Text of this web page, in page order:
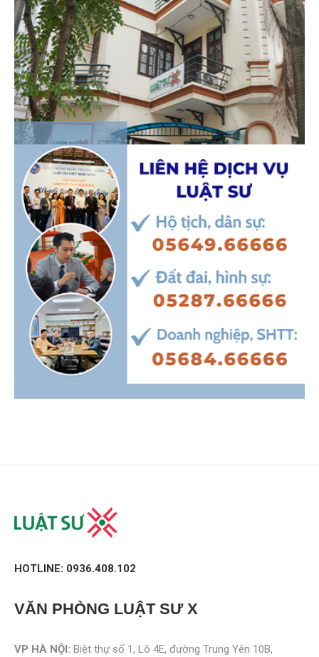
HOTLINE: 0936.408.102
VĂN PHÒNG LUẬT SƯ X
VP HÀ NỘI: Biệt thự số 1, Lô 4E, đường Trung Yên 10B,